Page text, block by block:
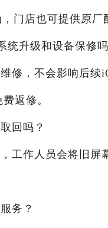
门店也可提供原厂
统升级和设备保修吗
修，不会影响后续
返修。
回吗？
工作人员会将旧屏
务？